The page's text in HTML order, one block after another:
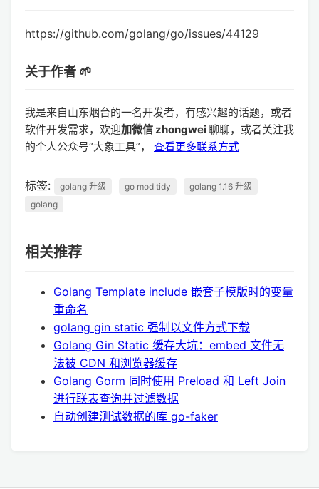
https://github.com/golang/go/issues/44129
关于作者 🌱
我是来自山东烟台的一名开发者，有感兴趣的话题，或者
软件开发需求，欢迎加微信 zhongwei聊聊，或者关注我
的个人公众号“大象工具”， 查看更多联系方式
标签: golang 升级 go mod tidy
golang 1.16 升级
golang
相关推荐
Golang Template include 嵌套子模版时的变量
重命名
golang gin static 强制以文件方式下载
Golang Gin Static 缓存大坑：embed 文件无
法被 CDN 和浏览器缓存
Golang Gorm 同时使用 Preload 和 Left Join
进行联表查询并过滤数据
自动创建测试数据的库 go-faker